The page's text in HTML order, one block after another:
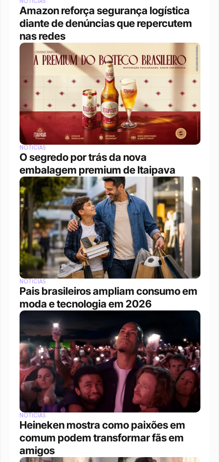
Amazon reforça segurança logística
diante de denúncias que repercutem
nas redes
NOTÍCIAS
O segredo por trás da nova
embalagem premium de Itaipava
NOTÍCIAS
Pais brasileiros ampliam consumo em
moda e tecnologia em 2026
NOTÍCIAS
Heineken mostra como paixões em
comum podem transformar fãs em
amigos